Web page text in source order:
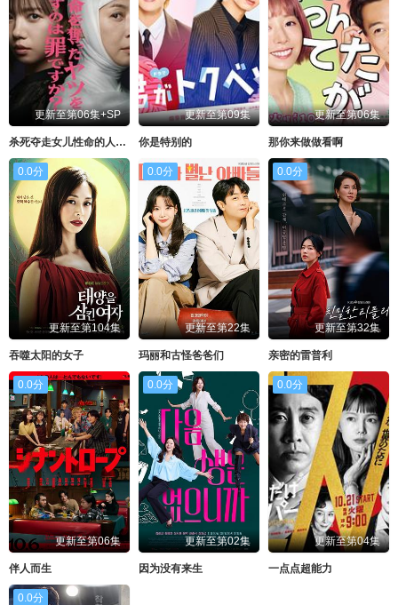
更新至第06集+SP
杀死夺走女儿性命的人是罪吗？
更新至第09集
你是特别的
更新至第06集
那你来做做看啊
0.0分
更新至第104集
吞噬太阳的女子
0.0分
更新至第22集
玛丽和古怪爸爸们
0.0分
更新至第32集
亲密的雷普利
0.0分
更新至第06集
伴人而生
0.0分
更新至第02集
因为没有来生
0.0分
更新至第04集
一点点超能力
0.0分